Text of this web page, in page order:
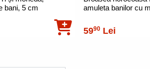
bani, 5 cm
amuleta banilor cu
5990 Lei